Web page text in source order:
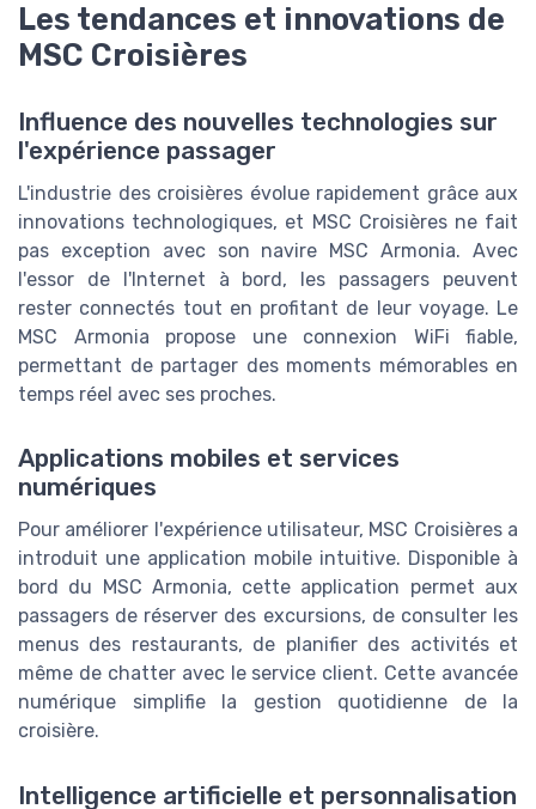
Les tendances et innovations de
MSC Croisières
Influence des nouvelles technologies sur
l'expérience passager
L'industrie des croisières évolue rapidement grâce aux
innovations technologiques, et MSC Croisières ne fait
pas exception avec son navire MSC Armonia. Avec
l'essor de l'Internet à bord, les passagers peuvent
rester connectés tout en profitant de leur voyage. Le
MSC Armonia propose une connexion WiFi fiable,
permettant de partager des moments mémorables en
temps réel avec ses proches.
Applications mobiles et services
numériques
Pour améliorer l'expérience utilisateur, MSC Croisières a
introduit une application mobile intuitive. Disponible à
bord du MSC Armonia, cette application permet aux
passagers de réserver des excursions, de consulter les
menus des restaurants, de planifier des activités et
même de chatter avec le service client. Cette avancée
numérique simplifie la gestion quotidienne de la
croisière.
Intelligence artificielle et personnalisation